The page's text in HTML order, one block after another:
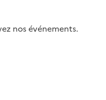
nos événements.